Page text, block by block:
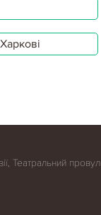
Театральний